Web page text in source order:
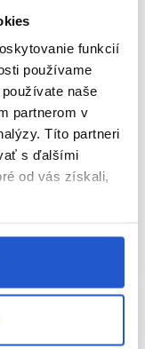
funkcií
používame
naše
partnerom v
Títo partneri
s ďalšími
od vás získali,
distribúcia
4ks kefy Multipro
kefy na vlasy